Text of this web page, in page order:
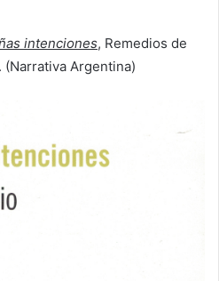
intenciones, Remedios de
(Narrativa Argentina)